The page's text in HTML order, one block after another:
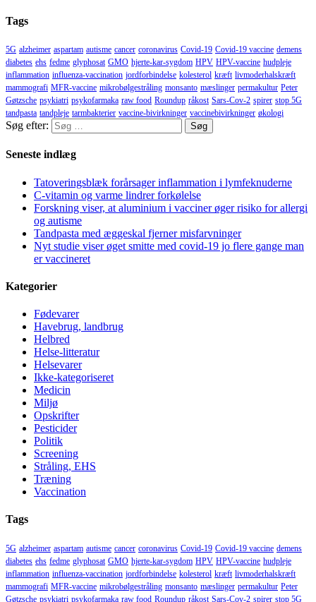
Tags
5G alzheimer aspartam autisme cancer coronavirus Covid-19 Covid-19 vaccine demens
diabetes ehs fedme glyphosat GMO hjerte-kar-sygdom HPV HPV-vaccine hudpleje
inflammation influenza-vaccination jordforbindelse kolesterol kræft livmoderhalskræft
mammografi MFR-vaccine mikrobølgestråling monsanto mæslinger permakultur Peter
Gøtzsche psykiatri psykofarmaka raw food Roundup råkost Sars-Cov-2 spirer stop 5G
tandpasta tandpleje tarmbakterier vaccine-bivirkninger vaccinebivirkninger økologi
Søg efter:
Seneste indlæg
Tatoveringsblæk forårsager inflammation i lymfeknuderne
C-vitamin og varme lindrer forkølelse
Forskning viser, at aluminium i vacciner øger risiko for allergi
og autisme
Tandpasta med æggeskal fjerner misfarvninger
Nyt studie viser øget smitte med covid-19 jo flere gange man
er vaccineret
Kategorier
Fødevarer
Havebrug, landbrug
Helbred
Helse-litteratur
Helsevarer
Ikke-kategoriseret
Medicin
Miljø
Opskrifter
Pesticider
Politik
Screening
Stråling, EHS
Træning
Vaccination
Tags
5G alzheimer aspartam autisme cancer coronavirus Covid-19 Covid-19 vaccine demens
diabetes ehs fedme glyphosat GMO hjerte-kar-sygdom HPV HPV-vaccine hudpleje
inflammation influenza-vaccination jordforbindelse kolesterol kræft livmoderhalskræft
mammografi MFR-vaccine mikrobølgestråling monsanto mæslinger permakultur Peter
Gøtzsche psykiatri psykofarmaka raw food Roundup råkost Sars-Cov-2 spirer stop 5G